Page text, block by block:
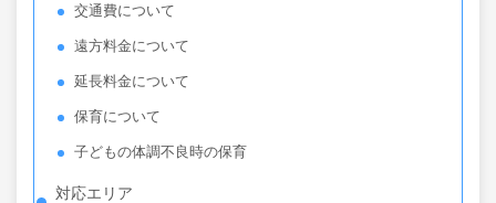
交通費について
遠方料金について
延長料金について
保育について
子どもの体調不良時の保育
対応エリア